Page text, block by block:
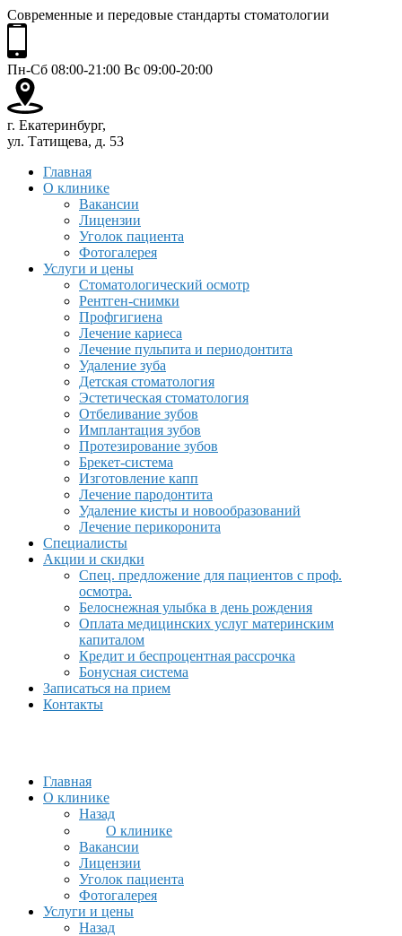
Современные и передовые стандарты стоматологии
Пн-Сб 08:00-21:00 Вс 09:00-20:00
г. Екатеринбург,
ул. Татищева, д. 53
Главная
О клинике
Вакансии
Лицензии
Уголок пациента
Фотогалерея
Услуги и цены
Стоматологический осмотр
Рентген-снимки
Профгигиена
Лечение кариеса
Лечение пульпита и периодонтита
Удаление зуба
Детская стоматология
Эстетическая стоматология
Отбеливание зубов
Имплантация зубов
Протезирование зубов
Брекет-система
Изготовление капп
Лечение пародонтита
Удаление кисты и новообразований
Лечение перикоронита
Специалисты
Акции и скидки
Спец. предложение для пациентов с проф.
осмотра.
Белоснежная улыбка в день рождения
Оплата медицинских услуг материнским
капиталом
Кредит и беспроцентная рассрочка
Бонусная система
Записаться на прием
Контакты
Главная
О клинике
Назад
О клинике
Вакансии
Лицензии
Уголок пациента
Фотогалерея
Услуги и цены
Назад